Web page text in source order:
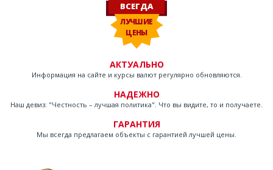
ВСЕГДА
ЛУЧШИЕ
ЦЕНЫ
АКТУАЛЬНО
Информация на сайте и курсы валют регулярно обновляются.
НАДЕЖНО
Наш девиз: "Честность – лучшая политика". Что вы видите, то и получаете.
ГАРАНТИЯ
Мы всегда предлагаем объекты с гарантией лучшей цены.